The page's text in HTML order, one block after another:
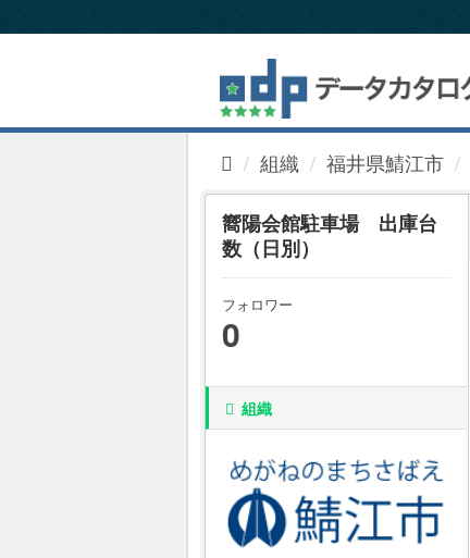
キ
組織 福井県鯖江市
嚮陽会館駐車場 出庫台
数（日別）
フォロワー
0
組織